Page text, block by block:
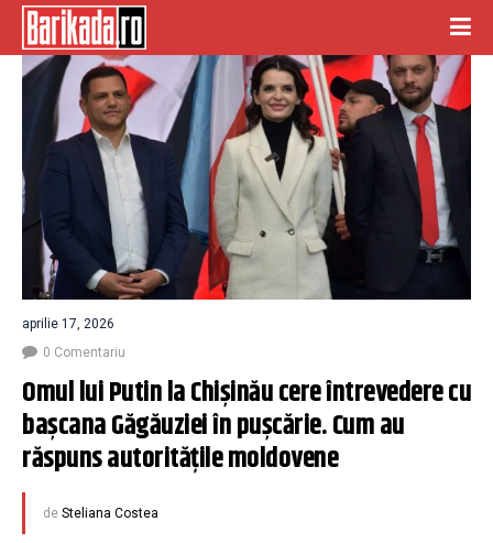
aprilie 17, 2026
0 Comentariu
Omul lui Putin la Chișinău cere întrevedere cu
bașcana Găgăuziei în pușcărie. Cum au
răspuns autoritățile moldovene
de Steliana Costea